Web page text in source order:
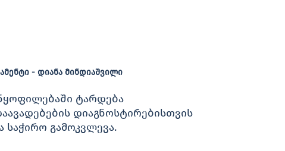
- დიანა მინდიაშვილი
ტარდება
დიაგნოსტირებისთვის
გამოკვლევა.